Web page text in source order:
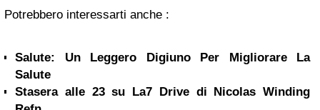
Potrebbero interessarti anche :
Salute: Un Leggero Digiuno Per Migliorare La
Salute
Stasera alle 23 su La7 Drive di Nicolas Winding